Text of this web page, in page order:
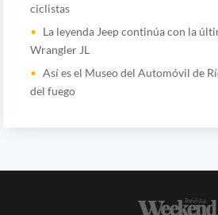
ciclistas
La leyenda Jeep continúa con la
Wrangler JL
Así es el Museo del Automóvil de
del fuego